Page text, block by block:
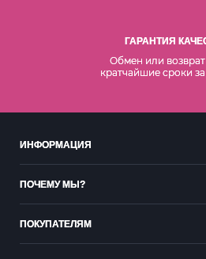
ГАРАНТИЯ
Обмен или возврат
кратчайшие сроки
ИНФОРМАЦИЯ
ПОЧЕМУ МЫ?
ПОКУПАТЕЛЯМ